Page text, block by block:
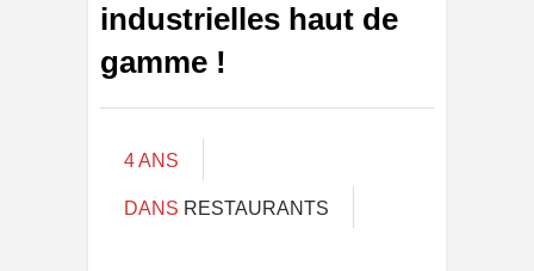
industrielles haut de
gamme !
4 ANS
DANS RESTAURANTS